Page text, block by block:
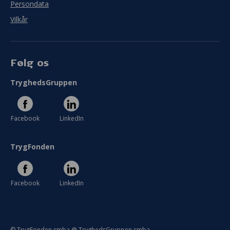
Persondata
Vilkår
Følg os
TryghedsGruppen
Facebook LinkedIn
TrygFonden
Facebook LinkedIn